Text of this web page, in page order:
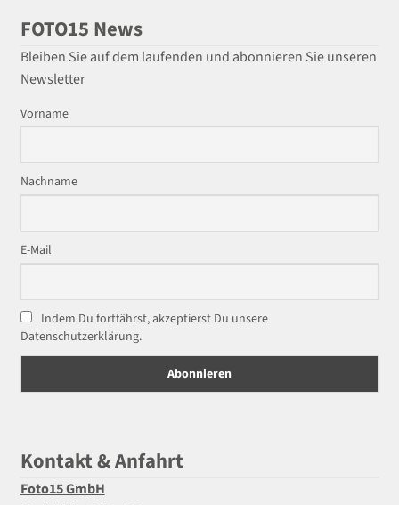
FOTO15 News
Bleiben Sie auf dem laufenden und abonnieren Sie unseren
Newsletter
Vorname
Nachname
E-Mail
Indem Du fortfährst, akzeptierst Du unsere
Datenschutzerklärung.
Kontakt & Anfahrt
Foto15 GmbH